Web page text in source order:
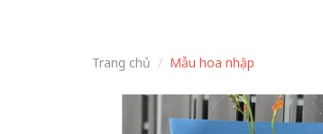
Trang chủ / Mẫu hoa nhập